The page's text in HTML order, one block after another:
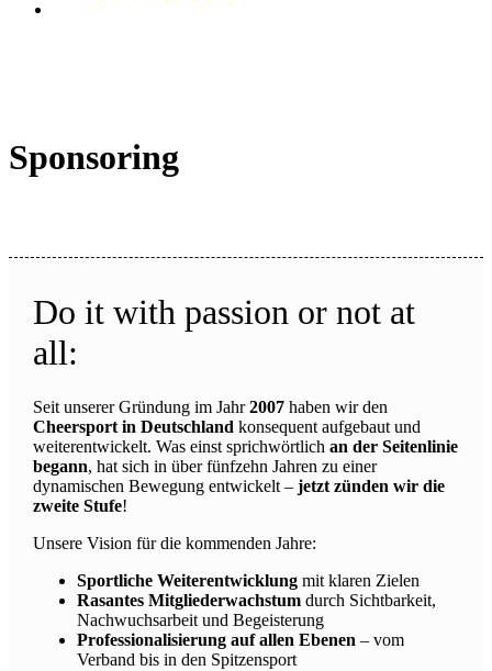
Sponsoring
Do it with passion or not at
all:
Seit unserer Gründung im Jahr2007haben wir den
Cheersport in Deutschland konsequent aufgebaut und
weiterentwickelt. Was einst sprichwörtlich an der Seitenlinie
begann, hat sich in über fünfzehn Jahren zu einer
dynamischen Bewegung entwickelt – jetzt zünden wir die
zweite Stufe!
Unsere Vision für die kommenden Jahre:
Sportliche Weiterentwicklungmit klaren Zielen
Rasantes Mitgliederwachstumdurch Sichtbarkeit,
Nachwuchsarbeit und Begeisterung
Professionalisierung auf allen Ebenen – vom
Verband bis in den Spitzensport